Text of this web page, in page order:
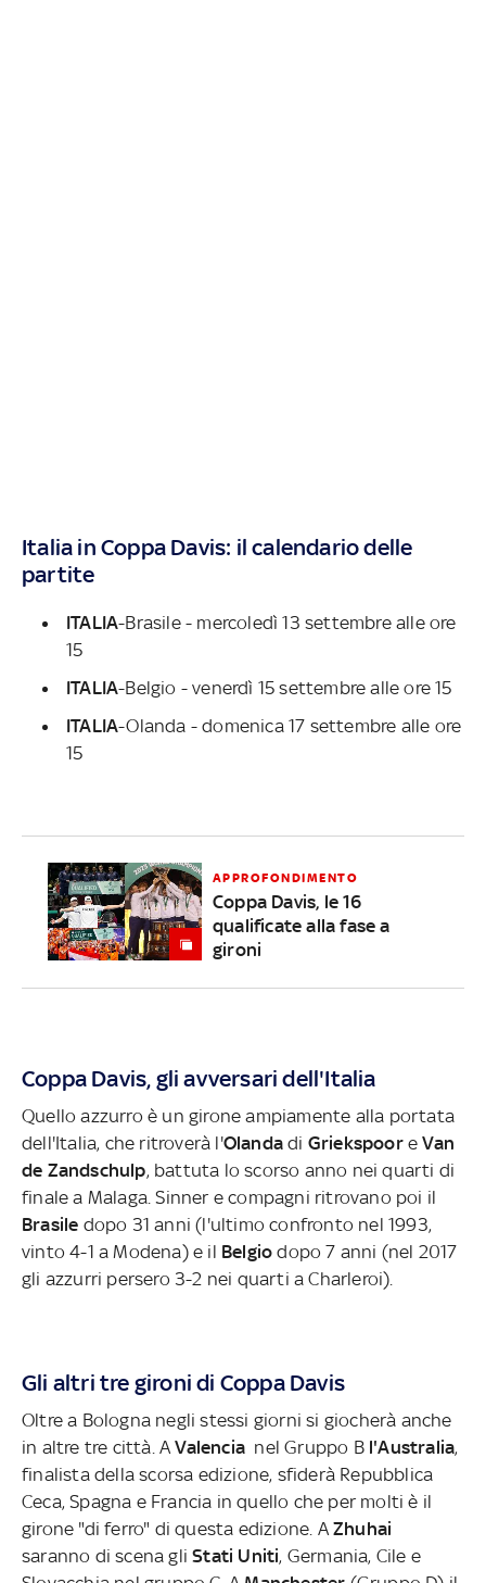
Italia in Coppa Davis: il calendario delle
partite
ITALIA-Brasile - mercoledì 13 settembre alle ore
15
ITALIA-Belgio - venerdì 15 settembre alle ore 15
ITALIA-Olanda - domenica17 settembre alle ore
15
APPROFONDIMENTO
Coppa Davis, le 16
qualificate alla fase a
gironi
Coppa Davis, gli avversari dell'Italia
Quello azzurro è un girone ampiamente alla portata
dell'Italia, che ritroverà l'Olanda di GriekspooreVan
de Zandschulp, battuta lo scorso anno nei quarti di
finale a Malaga. Sinner e compagni ritrovano poi il
Brasile dopo 31 anni (l'ultimo confronto nel 1993,
vinto 4-1 a Modena) e il Belgio dopo 7 anni (nel 2017
gli azzurri persero 3-2 nei quarti a Charleroi).
Gli altri tre gironi di Coppa Davis
Oltre a Bologna negli stessi giorni si giocherà anche
in altre tre città. AValencia nel Gruppo B l'Australia,
finalista della scorsa edizione, sfiderà Repubblica
Ceca, Spagna e Francia in quello che per molti è il
girone "di ferro" di questa edizione. A Zhuhai
saranno di scena gliStati Uniti, Germania, Cile e